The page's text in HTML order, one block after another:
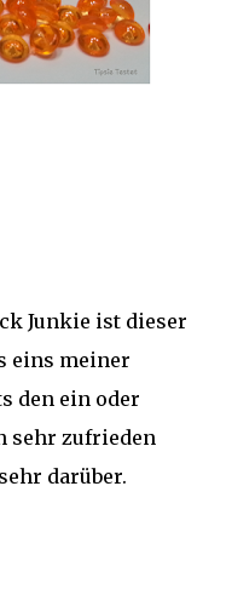
Junkie ist dieser
eins meiner
den ein oder
sehr zufrieden
darüber.